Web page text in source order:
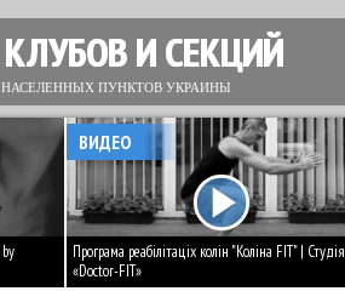
И СЕКЦИЙ
НАСЕЛЕННЫХ ПУНКТОВ УКРАИНЫ
Програма реабілітаціх колін "Коліна FIT" | Студія
«Doctor-FIT»
ВИДЕО